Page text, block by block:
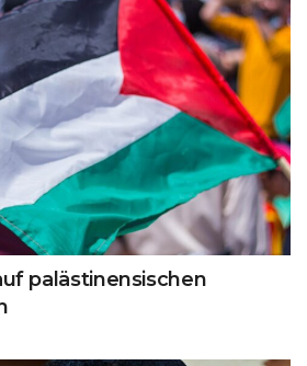
palästinensischen